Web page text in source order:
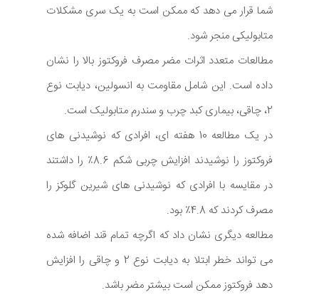
شما قرار می دهد که ممکن است به یک سری مشکلات
متابولیکی منجر شود.
مطالعات متعدد اثرات مضر مصرف فروکتوز بالا را نشان
داده است. این شامل مقاومت به انسولین، دیابت نوع
2، چاقی، بیماری کبد چرب و سندرم متابولیک است.
در یک مطالعه 10 هفته ای، افرادی که نوشیدنی های
فروکتوز را نوشیدند افزایش چربی شکم 8.6٪ را داشتند
در مقایسه با افرادی که نوشیدنی های شیرین گلوکز را
مصرف کردند که 4.8٪ بود.
مطالعه دیگری نشان داد که اگرچه تمام قند اضافه شده
می تواند خطر ابتلا به دیابت نوع 2 و چاقی را افزایش
دهد فروکتوز ممکن است بیشتر مضر باشد.